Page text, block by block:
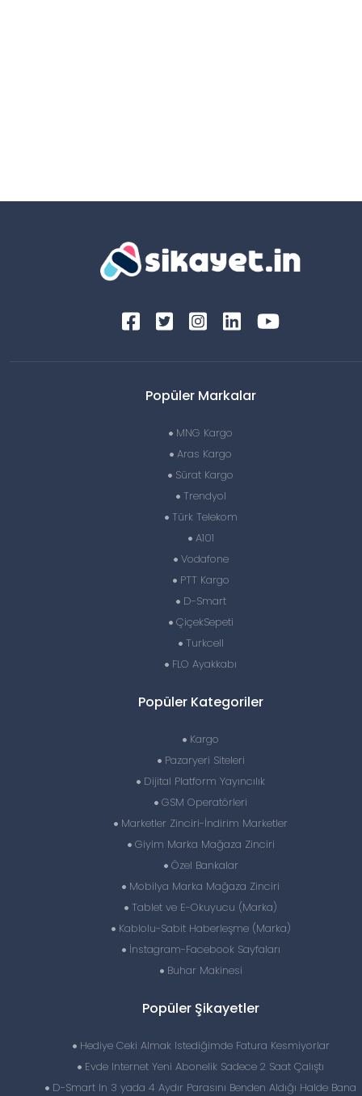
Popüler Markalar
MNG Kargo
Aras Kargo
Sürat Kargo
Trendyol
Türk Telekom
A101
Vodafone
PTT Kargo
D-Smart
ÇiçekSepeti
Turkcell
FLO Ayakkabı
Popüler Kategoriler
Kargo
Pazaryeri Siteleri
Dijital Platform Yayıncılık
GSM Operatörleri
Marketler Zinciri-İndirim Marketler
Giyim Marka Mağaza Zinciri
Özel Bankalar
Mobilya Marka Mağaza Zinciri
Tablet ve E-Okuyucu (Marka)
Kablolu-Sabit Haberleşme (Marka)
İnstagram-Facebook Sayfaları
Buhar Makinesi
Popüler Şikayetler
Hediye Ceki Almak Istediğimde Fatura Kesmiyorlar
Evde Internet Yeni Abonelik Sadece 2 Saat Çalıştı
D-Smart In 3 yada 4 Aydır Parasını Benden Aldığı Halde Bana